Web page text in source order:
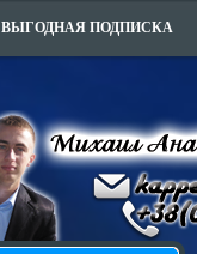
ВЫГОДНАЯ ПОДПИСКА